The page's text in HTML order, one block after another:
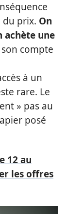
du prix. On
achète une
compte
à un
rare. Le
» pas au
posé
12 au
les offres